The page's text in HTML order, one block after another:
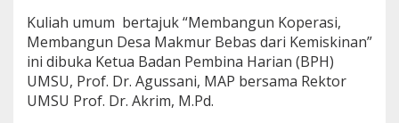
K
o
n
k
r
e
Kuliah umum bertajuk “Membangun Koperasi,
Membangun Desa Makmur Bebas dari Kemiskinan”
ini dibuka Ketua Badan Pembina Harian (BPH)
UMSU, Prof. Dr. Agussani, MAP bersama Rektor
UMSU Prof. Dr. Akrim, M.Pd.